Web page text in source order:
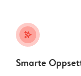
stars_plus
Smarte